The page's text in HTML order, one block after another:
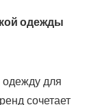
одежды
одежду для
сочетает